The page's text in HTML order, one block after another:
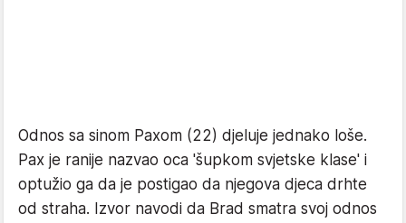
Odnos sa sinom Paxom (22) djeluje jednako loše.
Pax je ranije nazvao oca 'šupkom svjetske klase' i
optužio ga da je postigao da njegova djeca drhte
od straha. Izvor navodi da Brad smatra svoj odnos